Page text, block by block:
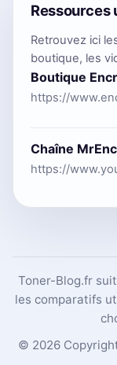
Ressources
Retrouvez ici
boutique, les
Boutique
https://
Chaîne
https://
Toner-Blog.fr
les comparatifs
© 2026